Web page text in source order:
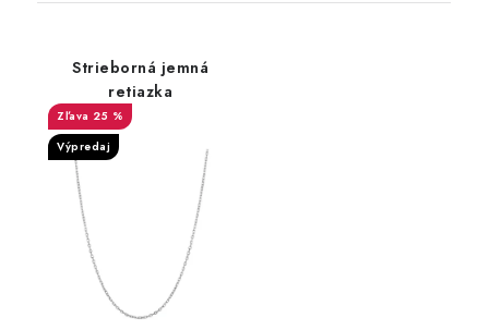
Strieborná jemná
retiazka
25 %
Výpredaj